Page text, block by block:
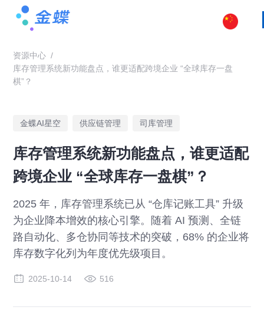
资源中心 /
库存管理系统新功能盘点，谁更适配跨境企业 “全球库存一盘
棋”？
金蝶AI星空 供应链管理 司库管理
库存管理系统新功能盘点，谁更适配
跨境企业 “全球库存一盘棋”？
2025 年，库存管理系统已从 “仓库记账工具” 升级
为企业降本增效的核心引擎。随着 AI 预测、全链
路自动化、多仓协同等技术的突破，68% 的企业将
库存数字化列为年度优先级项目。
2025-10-14 516